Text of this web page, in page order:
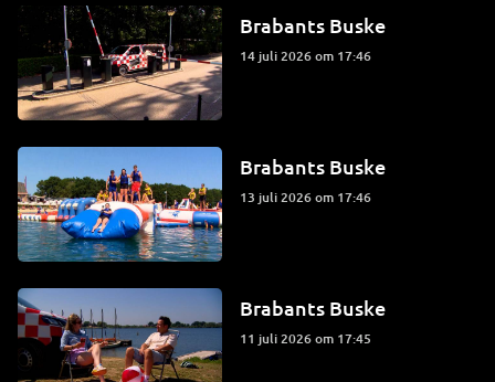
Brabants Buske
14 juli 2026 om 17:46
Brabants Buske
13 juli 2026 om 17:46
Brabants Buske
11 juli 2026 om 17:45